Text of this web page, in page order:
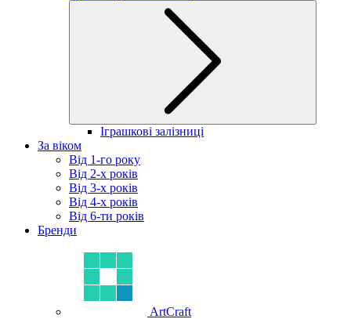
Іграшкові залізниці
За віком
Від 1-го року
Від 2-х років
Від 3-х років
Від 4-х років
Від 6-ти років
Бренди
ArtCraft